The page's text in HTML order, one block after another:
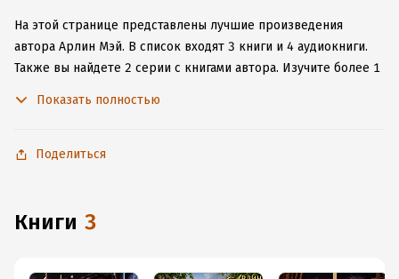
На этой странице представлены лучшие произведения
автора Арлин Мэй. В список входят 3 книги и 4 аудиокниги.
Также вы найдете 2 серии с книгами автора. Изучите более 1
не расставаться с любимыми произведениями даже без
Показать полностью
Поделиться
книги 3